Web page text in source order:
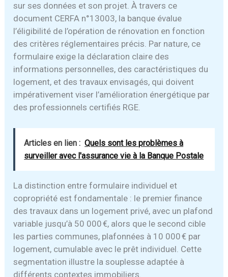
sur ses données et son projet. À travers ce
document CERFA n°13003, la banque évalue
l’éligibilité de l’opération de rénovation en fonction
des critères réglementaires précis. Par nature, ce
formulaire exige la déclaration claire des
informations personnelles, des caractéristiques du
logement, et des travaux envisagés, qui doivent
impérativement viser l’amélioration énergétique par
des professionnels certifiés RGE.
Articles en lien : Quels sont les problèmes à
surveiller avec l'assurance vie à la Banque Postale
La distinction entre formulaire individuel et
copropriété est fondamentale : le premier finance
des travaux dans un logement privé, avec un plafond
variable jusqu’à 50 000 €, alors que le second cible
les parties communes, plafonnées à 10 000 € par
logement, cumulable avec le prêt individuel. Cette
segmentation illustre la souplesse adaptée à
différents contextes immobiliers.